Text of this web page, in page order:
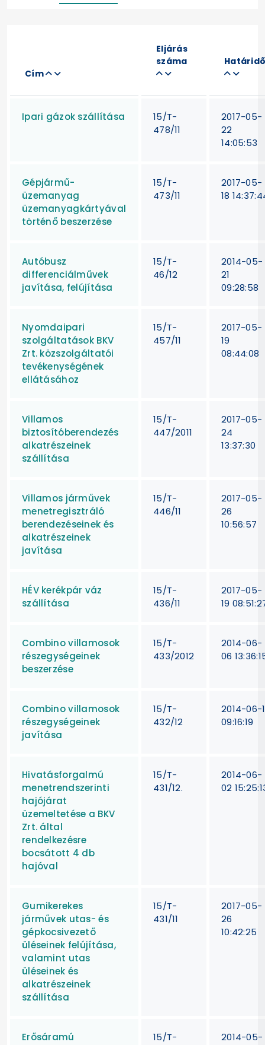
Cím
Eljárás
száma
Ipari gázok szállítása
15/T-
478/11
2017-05-
22
14:05:53
Gépjármű-
üzemanyag
üzemanyagkártyával
történő beszerzése
15/T-
473/11
2017-05-
18
Autóbusz
differenciálművek
javítása, felújítása
15/T-
46/12
2014-05-
21
09:28:58
Nyomdaipari
szolgáltatások BKV
Zrt. közszolgáltatói
tevékenységének
ellátásához
15/T-
457/11
2017-05-
19
08:44:08
Villamos
biztosítóberendezés
alkatrészeinek
szállítása
15/T-
447/2011
2017-05-
24
13:37:30
Villamos járművek
menetregisztráló
berendezéseinek és
alkatrészeinek
javítása
15/T-
446/11
2017-05-
26
10:56:57
HÉV kerékpár váz
szállítása
15/T-
436/11
2017-05-
19
Combino villamosok
részegységeinek
beszerzése
15/T-
433/2012
2014-06-
06
Combino villamosok
részegységeinek
javítása
15/T-
432/12
2014-06-
09:16:19
Hivatásforgalmú
menetrendszerinti
hajójárat
üzemeltetése a BKV
Zrt. által
rendelkezésre
bocsátott 4 db
hajóval
15/T-
431/12.
2014-06-
02
Gumikerekes
járművek utas- és
gépkocsivezető
üléseinek felújítása,
valamint utas
üléseinek és
alkatrészeinek
szállítása
15/T-
431/11
2017-05-
26
10:42:25
Erősáramú
15/T-
2014-05-